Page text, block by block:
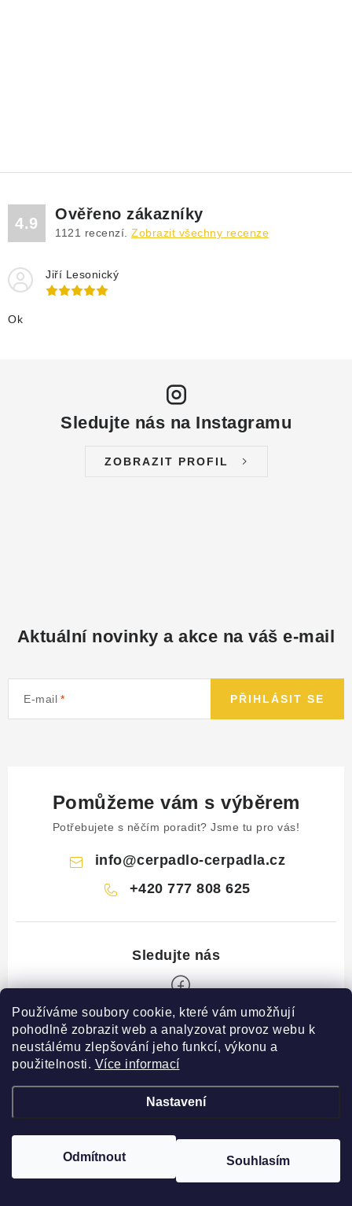
Používáme soubory cookie, které vám umožňují
pohodlně zobrazit web a analyzovat provoz webu k
neustálému zlepšování jeho funkcí, výkonu a
použitelnosti. Více informací
Nastavení
Odmítnout Souhlasím
4.9
Ověřeno zákazníky
1121 recenzí. Zobrazit všechny recenze
Jiří Lesonický
Ok
Sledujte nás na Instagramu
ZOBRAZIT PROFIL
Aktuální novinky a akce na váš e-mail
E-mail PŘIHLÁSIT SE
Pomůžeme vám s výběrem
Potřebujete s něčím poradit? Jsme tu pro vás!
info@cerpadlo-cerpadla.cz
+420 777 808 625
Vytvořil Shoptet
Copyright 2026 www.cerpadlo-cerpadla.cz
O nákupu O nás
Kontakt